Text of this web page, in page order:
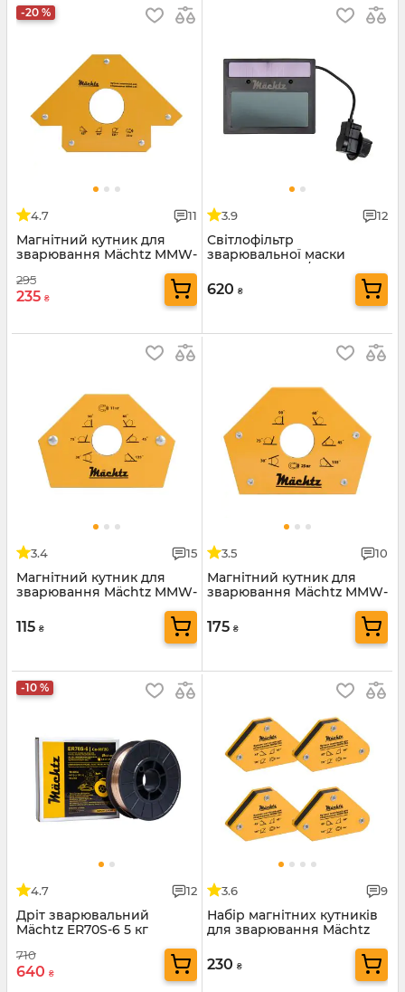
-20 %
4.7 11
Магнітний кутник для
зварювання Mächtz MMW-
295
235 ₴
3.9 12
Світлофільтр
зварювальної маски
Mächtz MWH-2/254
620 ₴
3.4 15
Магнітний кутник для
зварювання Mächtz MMW-
115 ₴
3.5 10
Магнітний кутник для
зварювання Mächtz MMW-
175 ₴
-10 %
4.7 12
Дріт зварювальний
Mäсhtz ER70S-6 5 кг
710
640 ₴
3.6 9
Набір магнітних кутників
для зварювання Mächtz
230 ₴